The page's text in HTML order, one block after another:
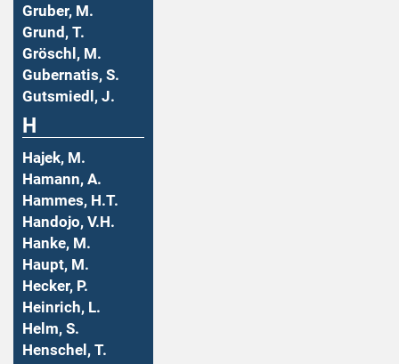
Gruber, M.
Grund, T.
Gröschl, M.
Gubernatis, S.
Gutsmiedl, J.
H
Hajek, M.
Hamann, A.
Hammes, H.T.
Handojo, V.H.
Hanke, M.
Haupt, M.
Hecker, P.
Heinrich, L.
Helm, S.
Henschel, T.